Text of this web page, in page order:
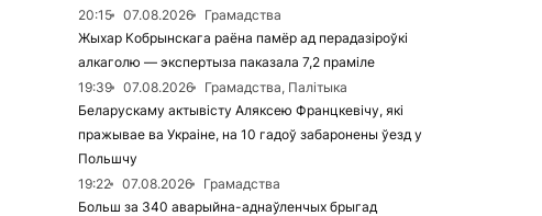
20:15
07.08.2026
Грамадства
Жыхар Кобрынскага раёна памёр ад перадазіроўкі
алкаголю — экспертыза паказала 7,2 праміле
19:39
07.08.2026
Грамадства, Палітыка
Беларускаму актывісту Аляксею Францкевічу, які
пражывае ва Украіне, на 10 гадоў забаронены ўезд у
Польшчу
19:22
07.08.2026
Грамадства
Больш за 340 аварыйна-аднаўленчых брыгад